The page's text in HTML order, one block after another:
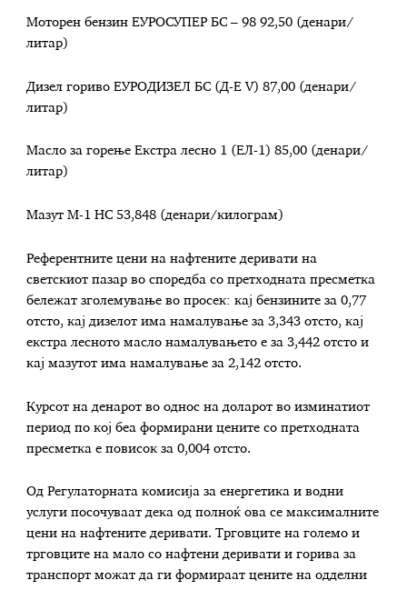
Моторен бензин ЕУРОСУПЕР БС – 98 92,50 (денари/
литар)
Дизел гориво ЕУРОДИЗЕЛ БС (Д-Е V) 87,00 (денари/
литар)
Масло за горење Екстра лесно 1 (ЕЛ-1) 85,00 (денари/
литар)
Мазут М-1 НС 53,848 (денари/килограм)
Референтните цени на нафтените деривати на
светскиот пазар во споредба со претходната пресметка
бележат зголемување во просек: кај бензините за 0,77
отсто, кај дизелот има намалување за 3,343 отсто, кај
екстра лесното масло намалувањето е за 3,442 отсто и
кај мазутот има намалување за 2,142 отсто.
Курсот на денарот во однос на доларот во изминатиот
период по кој беа формирани цените со претходната
пресметка е повисок за 0,004 отсто.
Од Регулаторната комисија за енергетика и водни
услуги посочуваат дека од полноќ ова се максималните
цени на нафтените деривати. Трговците на големо и
трговците на мало со нафтени деривати и горива за
транспорт можат да ги формираат цените на одделни